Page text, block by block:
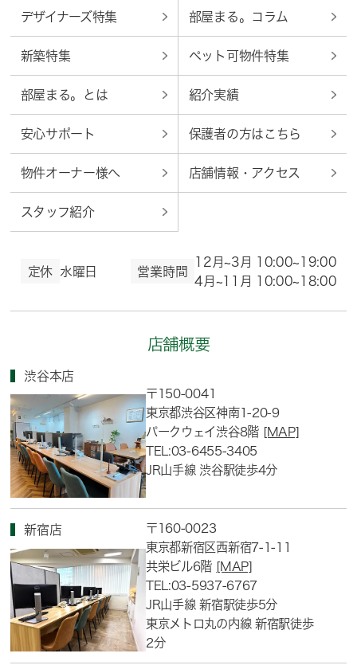
デザイナーズ特集 部屋まる。コラム
新築特集 ペット可物件特集
部屋まる。とは 紹介実績
安心サポート 保護者の方はこちら
物件オーナー様へ 店舗情報・アクセス
スタッフ紹介
定休 水曜日 営業時間
12月~3月 10:00~19:00
4月~11月 10:00~18:00
店舗概要
渋谷本店
〒150-0041
東京都渋谷区神南1-20-9
パークウェイ渋谷8階 [MAP]
TEL:03-6455-3405
JR山手線 渋谷駅徒歩4分
新宿店
〒160-0023
東京都新宿区西新宿7-1-11
共栄ビル6階 [MAP]
TEL:03-5937-6767
JR山手線 新宿駅徒歩5分
東京メトロ丸の内線 新宿駅徒歩
2分